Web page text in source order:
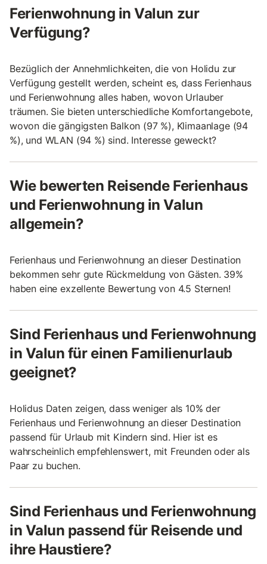
Ferienwohnung in Valun zur
Verfügung?
Bezüglich der Annehmlichkeiten, die von Holidu zur
Verfügung gestellt werden, scheint es, dass Ferienhaus
und Ferienwohnung alles haben, wovon Urlauber
träumen. Sie bieten unterschiedliche Komfortangebote,
wovon die gängigsten Balkon (97 %), Klimaanlage (94
%), und WLAN (94 %) sind. Interesse geweckt?
Wie bewerten Reisende Ferienhaus
und Ferienwohnung in Valun
allgemein?
Ferienhaus und Ferienwohnung an dieser Destination
bekommen sehr gute Rückmeldung von Gästen. 39%
haben eine exzellente Bewertung von 4.5 Sternen!
Sind Ferienhaus und Ferienwohnung
in Valun für einen Familienurlaub
geeignet?
Holidus Daten zeigen, dass weniger als 10% der
Ferienhaus und Ferienwohnung an dieser Destination
passend für Urlaub mit Kindern sind. Hier ist es
wahrscheinlich empfehlenswert, mit Freunden oder als
Paar zu buchen.
Sind Ferienhaus und Ferienwohnung
in Valun passend für Reisende und
ihre Haustiere?